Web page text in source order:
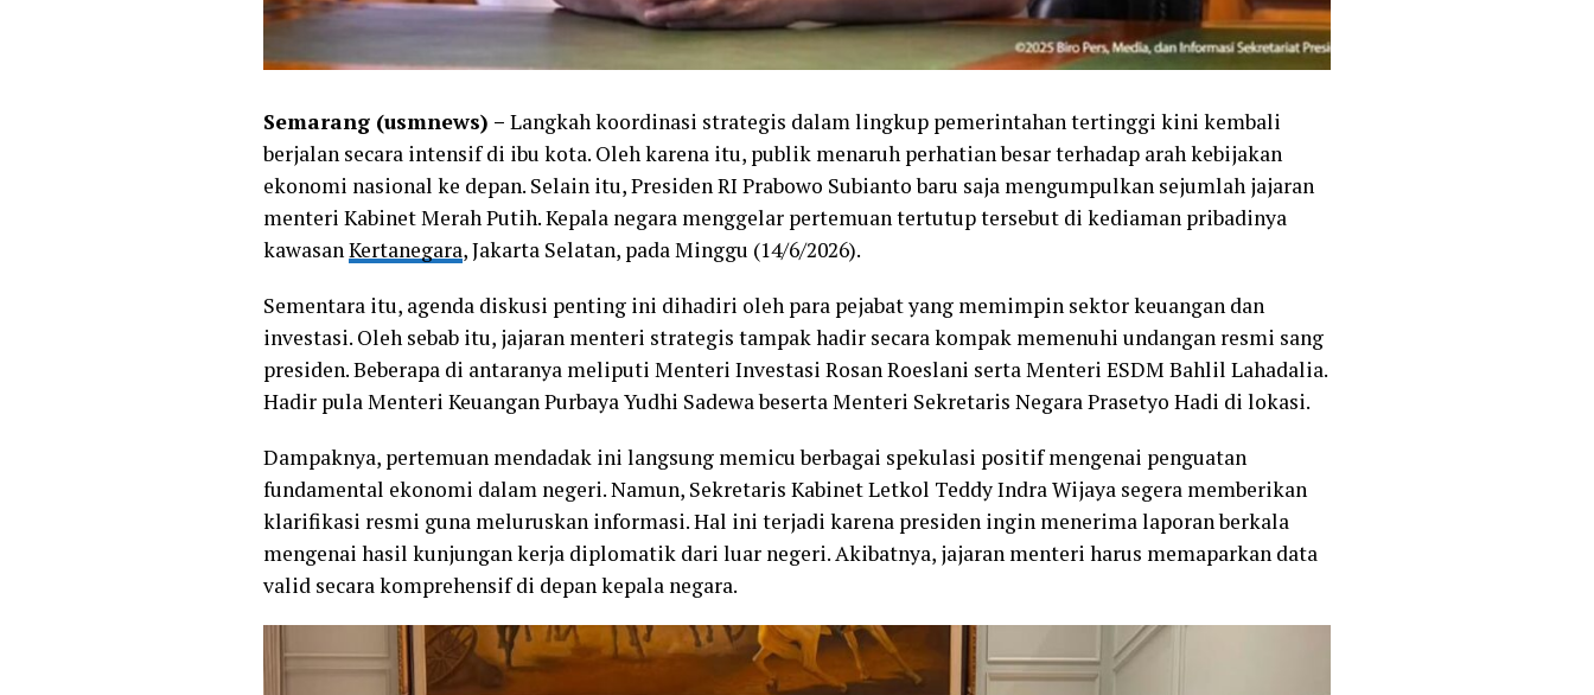
Semarang (usmnews) – Langkah koordinasi strategis dalam lingkup pemerintahan tertinggi kini kembali
berjalan secara intensif di ibu kota. Oleh karena itu, publik menaruh perhatian besar terhadap arah kebijakan
ekonomi nasional ke depan. Selain itu, Presiden RI Prabowo Subianto baru saja mengumpulkan sejumlah jajaran
menteri Kabinet Merah Putih. Kepala negara menggelar pertemuan tertutup tersebut di kediaman pribadinya
kawasanKertanegara, Jakarta Selatan, pada Minggu (14/6/2026).
Sementara itu, agenda diskusi penting ini dihadiri oleh para pejabat yang memimpin sektor keuangan dan
investasi. Oleh sebab itu, jajaran menteri strategis tampak hadir secara kompak memenuhi undangan resmi sang
presiden. Beberapa di antaranya meliputi Menteri Investasi Rosan Roeslani serta Menteri ESDM Bahlil Lahadalia.
Hadir pula Menteri Keuangan Purbaya Yudhi Sadewa beserta Menteri Sekretaris Negara Prasetyo Hadi di lokasi.
Dampaknya, pertemuan mendadak ini langsung memicu berbagai spekulasi positif mengenai penguatan
fundamental ekonomi dalam negeri. Namun, Sekretaris Kabinet Letkol Teddy Indra Wijaya segera memberikan
klarifikasi resmi guna meluruskan informasi. Hal ini terjadi karena presiden ingin menerima laporan berkala
mengenai hasil kunjungan kerja diplomatik dari luar negeri. Akibatnya, jajaran menteri harus memaparkan data
valid secara komprehensif di depan kepala negara.